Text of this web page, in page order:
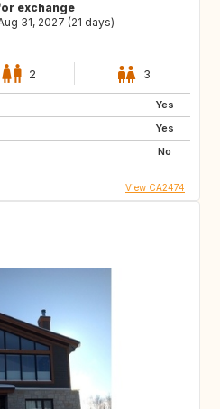
exchange
31, 2027 (21 days)
2 3
Yes
Yes
No
View CA2474